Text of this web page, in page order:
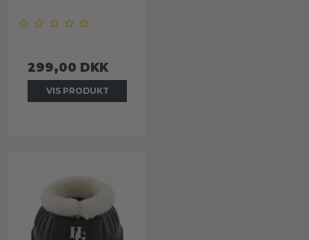
299,00 DKK
VIS PRODUKT